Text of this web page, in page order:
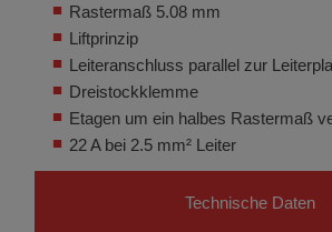
Rastermaß 5.08 mm
Liftprinzip
Leiteranschluss parallel zur
Dreistockklemme
Etagen um ein halbes Rastermaß
22 A bei 2.5 mm² Leiter
Technische Daten